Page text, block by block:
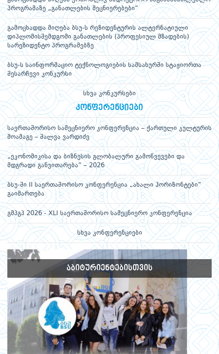
პროგრამაზე „განათლების მეცნიერებები“
გამოცხადდა მიღება ბსუ-ს რეზიდენტურის ალტერნატიული
დიპლომისშემდგომი განათლების (პროფესიულ მზადების)
სარეზიდენტო პროგრამებზე
ბსუ-ს საინფორმაციო ტექნოლოგიების სამსახურში სტაჟიორთა
შესარჩევი კონკურსი
სხვა კონკურსები
კონფერენციები
საერთაშორისო სამეცნიერო კონფერენცია – ქართული კულტურის
მოამაგე – შალვა ვარდიძე
„ეკონომიკისა და ბიზნესის გლობალური გამოწვევები და
მდგრადი განვითარება“ – 2026
ბსუ-ში II საერთაშორისო კონფერენცია „ახალი ჰორიზონტები“
გაიმართება
გმპგპ 2026 - XLI საერთაშორისო სამეცნიერო კონფერენცია
სხვა კონფერენციები
ᲐᲑᲘᲢᲣᲠᲘᲔᲜᲢᲔᲑᲘᲡᲗᲕᲘᲡ